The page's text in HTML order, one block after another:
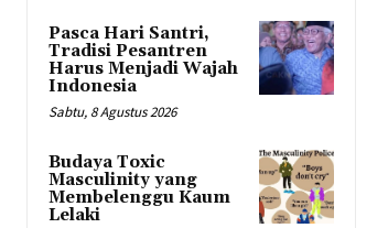
Pasca Hari Santri,
Tradisi Pesantren
Harus Menjadi Wajah
Indonesia
Sabtu, 8 Agustus 2026
Budaya Toxic
Masculinity yang
Membelenggu Kaum
Lelaki